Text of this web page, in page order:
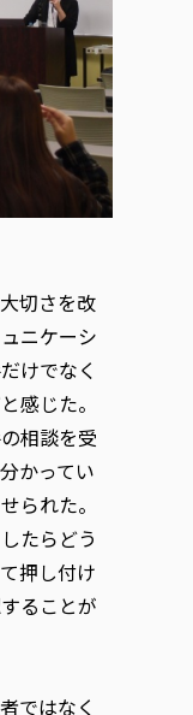
切さを改
ニケーシ
けでなく
感じた。
相談を受
かってい
られた。
たらどう
押し付け
ることが
ではなく